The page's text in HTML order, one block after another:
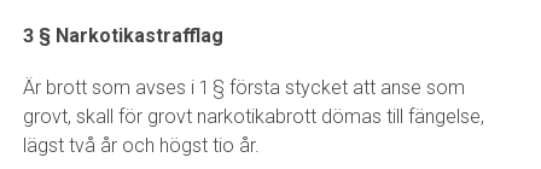
3 § Narkotikastrafflag
Är brott som avses i 1 § första stycket att anse som
grovt, skall för grovt narkotikabrott dömas till fängelse,
lägst två år och högst tio år.